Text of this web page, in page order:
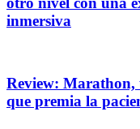
otro nivel con una
inmersiva
Review: Marathon,
que premia la